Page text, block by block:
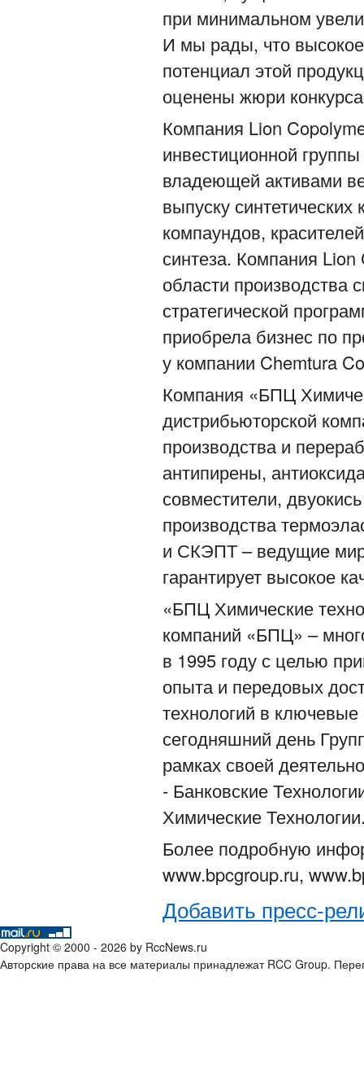
при минимальном
И мы рады, что
потенциал этой
оценены жюри
Компания Lion
инвестиционной
владеющей активами
выпуску
компаундов,
синтеза. Компания Lion
области производства
стратегической
приобрела бизнес по
у компании Chemtura
Компания «БПЦ
дистрибьюторской
производства и
антипирены,
совместители,
производства
и СКЭПТ – ведущие
гарантирует высокое
«БПЦ Химические
компаний «БПЦ» –
в 1995 году с целью
опыта и передовых
технологий в
сегодняшний день
рамках своей
- Банковские
Химические
Более подробную
www.bpcgroup.ru,
Добавить пресс-
Copyright © 2000 - 2026 by RccNews.ru
Авторские права на все материалы принадлежат RCC Group.